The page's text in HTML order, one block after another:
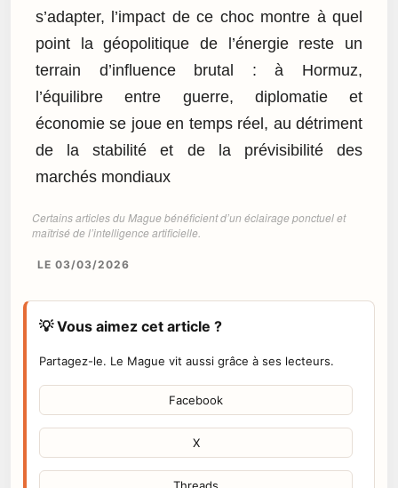
s’adapter, l’impact de ce choc montre à quel
point la géopolitique de l’énergie reste un
terrain d’influence brutal : à Hormuz,
l’équilibre entre guerre, diplomatie et
économie se joue en temps réel, au détriment
de la stabilité et de la prévisibilité des
marchés mondiaux
Certains articles du Mague bénéficient d’un éclairage ponctuel et
maîtrisé de l’intelligence artificielle.
LE 03/03/2026
💡 Vous aimez cet article ?
Partagez-le. Le Mague vit aussi grâce à ses lecteurs.
Facebook
X